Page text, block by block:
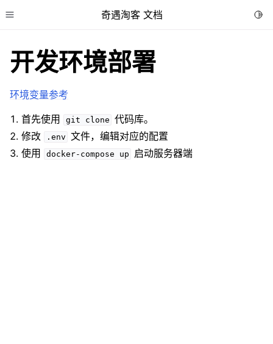
Toggle site navigation sidebar
奇遇淘客 文档
开发环境部署
环境变量参考
首先使用
git clone 代码库。
修改
.env 文件，编辑对应的配置
使用
docker-compose up 启动服务器端